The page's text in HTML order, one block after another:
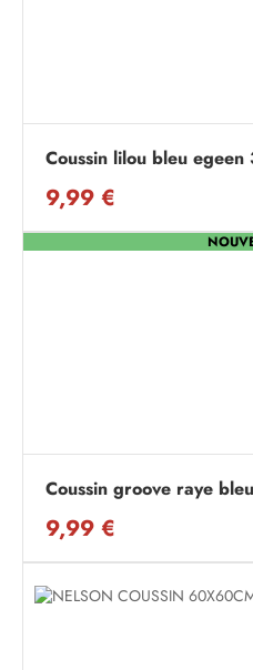
Coussin lilou bleu
9,99 €
Coussin groove raye
9,99 €